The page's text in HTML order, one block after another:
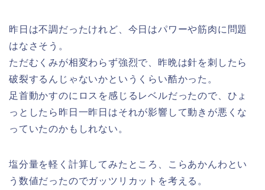
昨日は不調だったけれど、今日はパワーや筋肉に問題
はなさそう。
ただむくみが相変わらず強烈で、昨晩は針を刺したら
破裂するんじゃないかというくらい酷かった。
足首動かすのにロスを感じるレベルだったので、ひょ
っとしたら昨日一昨日はそれが影響して動きが悪くな
っていたのかもしれない。
塩分量を軽く計算してみたところ、こらあかんわとい
う数値だったのでガッツリカットを考える。